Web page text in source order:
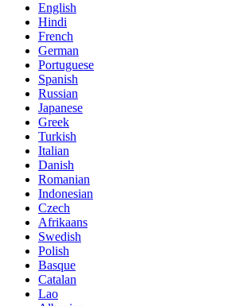
English
Hindi
French
German
Portuguese
Spanish
Russian
Japanese
Greek
Turkish
Italian
Danish
Romanian
Indonesian
Czech
Afrikaans
Swedish
Polish
Basque
Catalan
Lao